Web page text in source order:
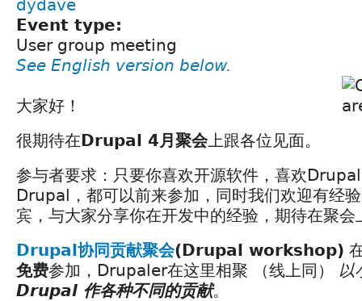
dydave
Event type:
User group meeting
See English version below.
大家好！
很期待在Drupal 4月聚会上跟各位见面。
参与者要求：只要你喜欢开源软件，喜欢
Drupal，都可以前来参加，同时我们欢迎有经
宾，与大家分享你在开发中的经验，期待在聚会
Drupal协同贡献聚会(Drupal workshop)
免费参加，Drupaler在这里相聚 （线上同） 以
Drupal 作各种不同的贡献。